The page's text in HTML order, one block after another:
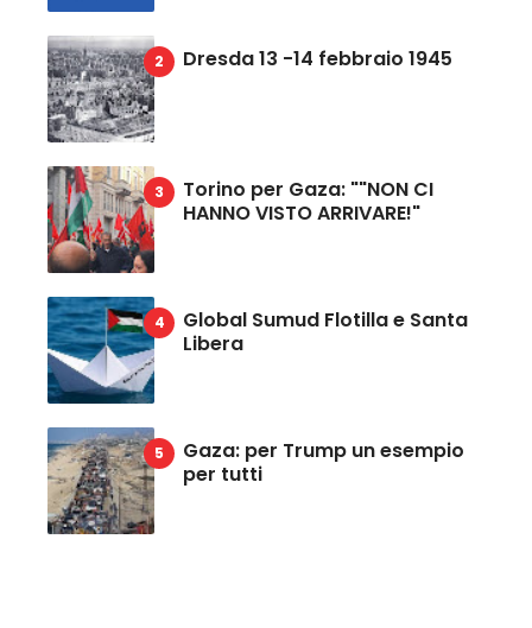
Dresda 13 -14 febbraio 1945
Torino per Gaza: ""NON CI
HANNO VISTO ARRIVARE!"
Global Sumud Flotilla e Santa
Libera
Gaza: per Trump un esempio
per tutti